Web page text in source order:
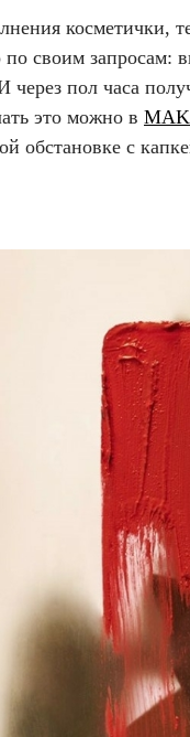
косметички,
своим запросам:
через пол часа
это можно в
обстановке с